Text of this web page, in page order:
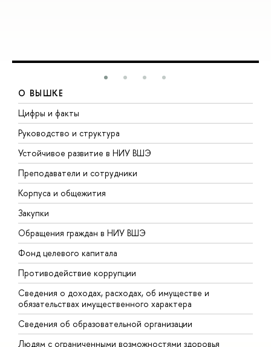
О ВЫШКЕ
Цифры и факты
Руководство и структура
Устойчивое развитие в НИУ ВШЭ
Преподаватели и сотрудники
Корпуса и общежития
Закупки
Обращения граждан в НИУ ВШЭ
Фонд целевого капитала
Противодействие коррупции
Сведения о доходах, расходах, об имуществе и
обязательствах имущественного характера
Сведения об образовательной организации
Людям с ограниченными возможностями здоровья